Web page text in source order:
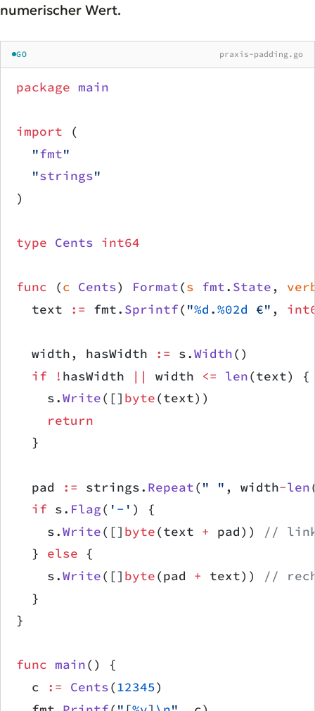
numerischer Wert.
GO praxis-padding.go
package main
import (
	"
fmt"
	"
strings"
)
type Cents int64
func (c Cents) Format(s fmt. State,
	text
:= fmt. Sprintf( "%d .%02d €" ,
	width, hasWidth
:= s.Width()
	if
! hasWidth || width <= len(text) {
		s.
Write([] byte(text))
		return
	}
	pad
:= strings. Repeat( " " , width-len
	if
s. Flag( ' - ' ) {
		s.
Write([] byte(text + pad))
//
	}
else {
		s.
Write([] byte(pad + text))
//
	}
}
func main() {
	c
:= Cents(12345)